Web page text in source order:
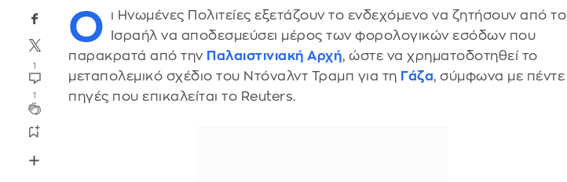
1
1
Ο
ι Ηνωμένες Πολιτείες εξετάζουν το ενδεχόμενο να ζητήσουν από το
Ισραήλ να αποδεσμεύσει μέρος των φορολογικών εσόδων που
παρακρατά από την Παλαιστινιακή Αρχή, ώστε να χρηματοδοτηθεί το
μεταπολεμικό σχέδιο του Ντόναλντ Τραμπ για τη Γάζα, σύμφωνα με πέντε
πηγές που επικαλείται το Reuters.